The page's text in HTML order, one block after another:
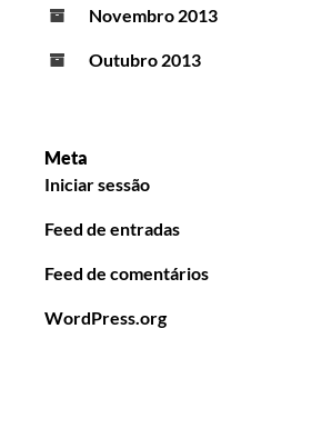
Novembro 2013
Outubro 2013
Meta
Iniciar sessão
Feed de entradas
Feed de comentários
WordPress.org